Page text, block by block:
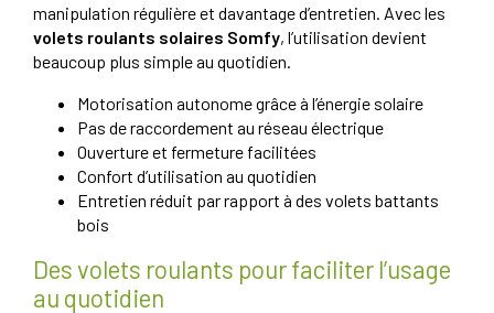
manipulation régulière et davantage d’entretien. Avec les
volets roulants solaires Somfy, l’utilisation devient
beaucoup plus simple au quotidien.
Motorisation autonome grâce à l’énergie solaire
Pas de raccordement au réseau électrique
Ouverture et fermeture facilitées
Confort d’utilisation au quotidien
Entretien réduit par rapport à des volets battants
bois
Des volets roulants pour faciliter l’usage
au quotidien